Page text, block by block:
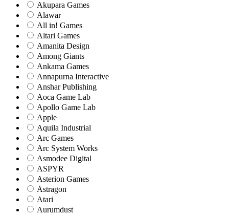
Akupara Games
Alawar
All in! Games
Altari Games
Amanita Design
Among Giants
Ankama Games
Annapurna Interactive
Anshar Publishing
Aoca Game Lab
Apollo Game Lab
Apple
Aquila Industrial
Arc Games
Arc System Works
Asmodee Digital
ASPYR
Asterion Games
Astragon
Atari
Aurumdust